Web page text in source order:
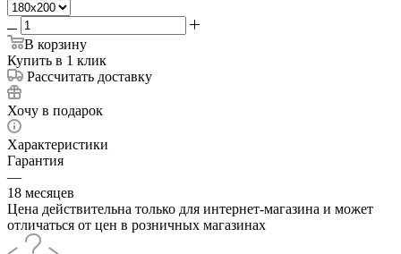
В корзину
Купить в 1 клик
Рассчитать доставку
Хочу в подарок
Характеристики
Гарантия
—
18 месяцев
Цена действительна только для интернет-магазина и может
отличаться от цен в розничных магазинах